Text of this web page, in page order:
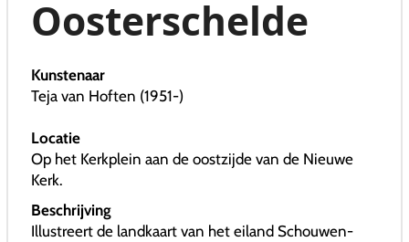
Oosterschelde
Kunstenaar
Teja van Hoften (1951-)
Locatie
Op het Kerkplein aan de oostzijde van de Nieuwe
Kerk.
Beschrijving
Illustreert de landkaart van het eiland Schouwen-